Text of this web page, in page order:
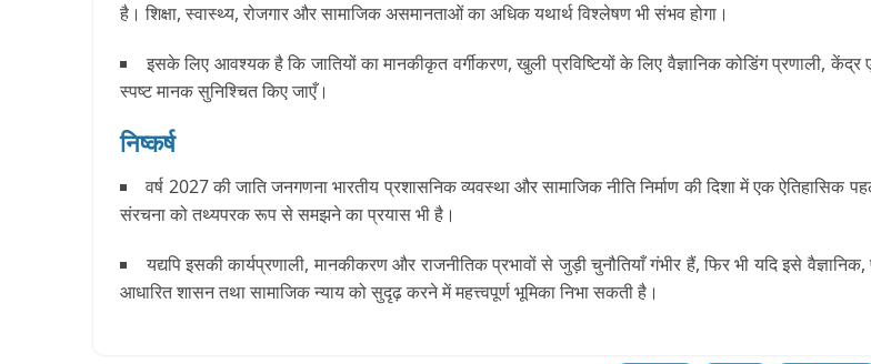
है। शिक्षा, स्वास्थ्य, रोजगार और सामाजिक असमानताओं का अधिक यथार्थ विश्लेषण भी संभव होगा।
इसके लिए आवश्यक है कि जातियों का मानकीकृत वर्गीकरण, खुली प्रविष्टियों के लिए वैज्ञानिक कोडिंग प्रणाली, केंद्र
स्पष्ट मानक सुनिश्चित किए जाएँ।
निष्कर्ष
वर्ष 2027 की जाति जनगणना भारतीय प्रशासनिक व्यवस्था और सामाजिक नीति निर्माण की दिशा में एक
संरचना को तथ्यपरक रूप से समझने का प्रयास भी है।
यद्यपि इसकी कार्यप्रणाली, मानकीकरण और राजनीतिक प्रभावों से जुड़ी चुनौतियाँ गंभीर हैं, फिर भी यदि इसे
आधारित शासन तथा सामाजिक न्याय को सुदृढ़ करने में महत्त्वपूर्ण भूमिका निभा सकती है।